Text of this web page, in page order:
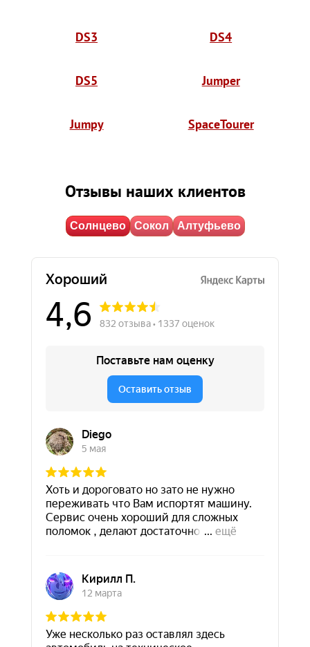
DS3 DS4
DS5 Jumper
Jumpy SpaceTourer
Отзывы наших клиентов
Солнцево Сокол Алтуфьево